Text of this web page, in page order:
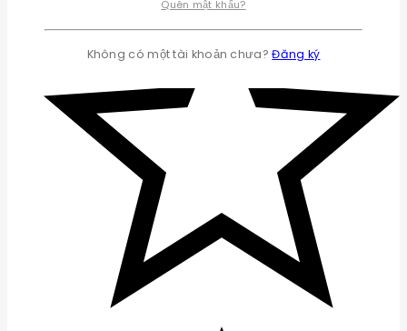
Quên mật khẩu?
Không có một tài khoản chưa?Đăng ký